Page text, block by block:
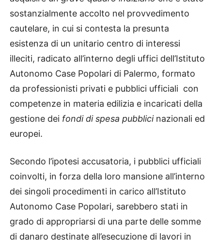
sostanzialmente accolto nel provvedimento
cautelare, in cui si contesta la presunta
esistenza di un unitario centro di interessi
illeciti, radicato all’interno degli uffici dell’Istituto
Autonomo Case Popolari di Palermo, formato
da professionisti privati e pubblici ufficiali con
competenze in materia edilizia e incaricati della
gestione dei fondi di spesa pubblicinazionali ed
europei.
Secondo l’ipotesi accusatoria, i pubblici ufficiali
coinvolti, in forza della loro mansione all’interno
dei singoli procedimenti in carico all’Istituto
Autonomo Case Popolari, sarebbero stati in
grado di appropriarsi di una parte delle somme
di danaro destinate all’esecuzione di lavori in